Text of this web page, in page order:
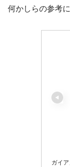
何かしらの参考
ガイ